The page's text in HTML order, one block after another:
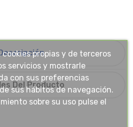
Del Producto
propias y de terceros
servicios y mostrarle
con sus preferencias
sus hábitos de navegación.
sobre su uso pulse el